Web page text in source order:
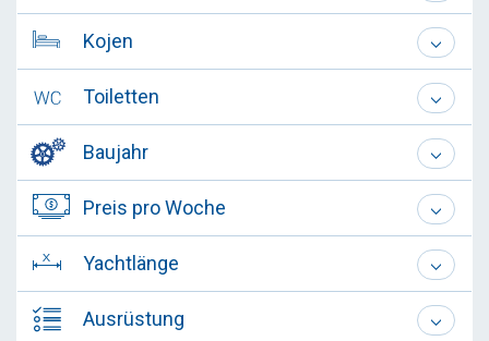
Kojen
Toiletten
Baujahr
Preis pro Woche
Yachtlänge
Ausrüstung